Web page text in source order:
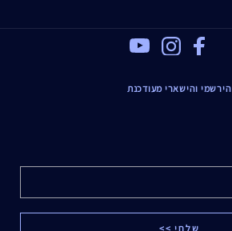
Facebook
הירשמי והישארי מעודכנת